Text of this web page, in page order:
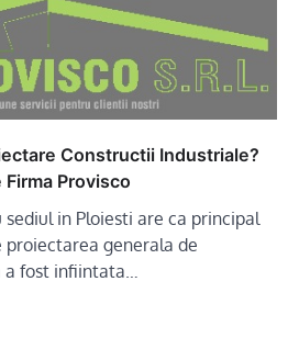
Constructii Industriale?
Provisco
sediul in Ploiesti are ca principal
generala de
fost infiintata…